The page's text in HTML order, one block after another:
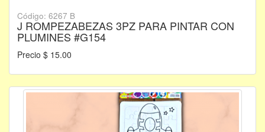
Código: 6267 B
J ROMPEZABEZAS 3PZ PARA PINTAR CON
PLUMINES #G154
Precio $ 15.00